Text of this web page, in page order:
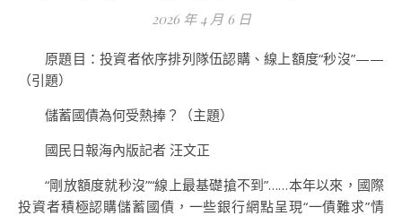
2026 年 4 月 6 日
原題目：投資者依序排列隊伍認購、線上額度“秒沒”——
（引題）
儲蓄國債為何受熱捧？（主題）
國民日報海內版記者 汪文正
“剛放額度就秒沒”“線上最基礎搶不到”……本年以來，國際
投資者積極認購儲蓄國債，一些銀行網點呈現“一債難求”情